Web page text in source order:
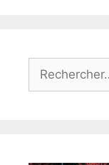
Rechercher :